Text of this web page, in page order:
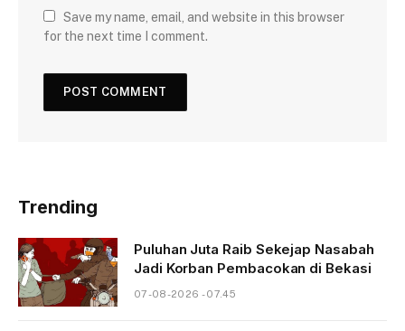
Save my name, email, and website in this browser
for the next time I comment.
Trending
Puluhan Juta Raib Sekejap Nasabah
Jadi Korban Pembacokan di Bekasi
07-08-2026 - 07.45